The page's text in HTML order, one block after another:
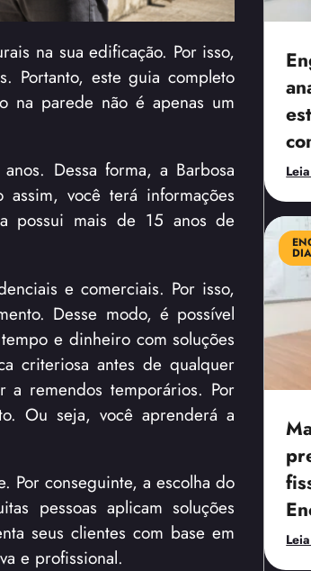
na sua edificação. Por isso,
Portanto, este guia completo
na parede não é apenas um
Dessa forma, a Barbosa
assim, você terá informações
possui mais de 15 anos de
e comerciais. Por isso,
Desse modo, é possível
e dinheiro com soluções
criteriosa antes de qualquer
a remendos temporários. Por
Ou seja, você aprenderá a
Por conseguinte, a escolha do
pessoas aplicam soluções
seus clientes com base em
e profissional.